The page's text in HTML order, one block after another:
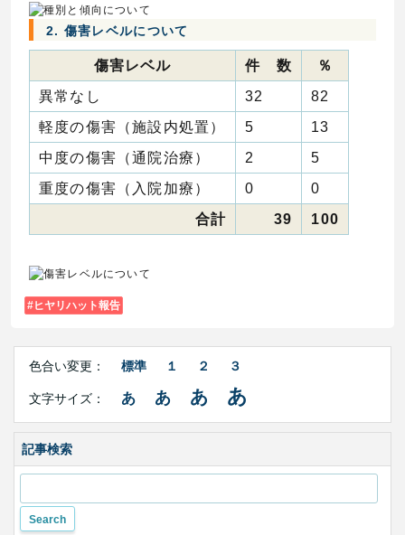
2. 傷害レベルについて
傷害レベル 件 数
％
異常なし
32
82
軽度の傷害（施設内処置）
5
13
中度の傷害（通院治療）
2
5
重度の傷害（入院加療）
0
0
合計
39 100
ヒヤリハット報告
Right
Contents
合
変
色合い変更： 標準 １ ２ ３
文字サイズ： あ あ あ あ
記事検索